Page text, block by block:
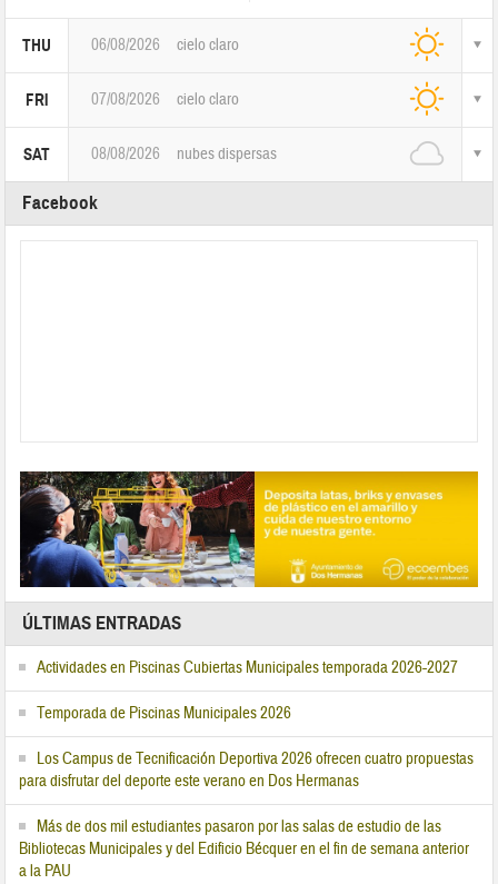
THU 06/08/2026 cielo claro
FRI 07/08/2026 cielo claro
SAT 08/08/2026 nubes dispersas
Facebook
ÚLTIMAS ENTRADAS
Actividades en Piscinas Cubiertas Municipales temporada 2026-2027
Temporada de Piscinas Municipales 2026
Los Campus de Tecnificación Deportiva 2026 ofrecen cuatro propuestas
para disfrutar del deporte este verano en Dos Hermanas
Más de dos mil estudiantes pasaron por las salas de estudio de las
Bibliotecas Municipales y del Edificio Bécquer en el fin de semana anterior
a la PAU